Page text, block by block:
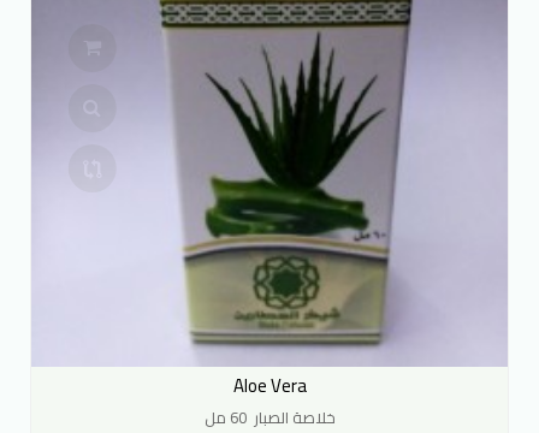
Aloe Vera
خلاصة الصبار 60 مل